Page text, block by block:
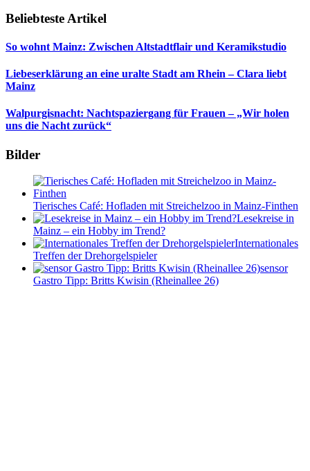
Beliebteste Artikel
So wohnt Mainz: Zwischen Altstadtflair und Keramikstudio
Liebeserklärung an eine uralte Stadt am Rhein – Clara liebt
Mainz
Walpurgisnacht: Nachtspaziergang für Frauen – „Wir holen
uns die Nacht zurück“
Bilder
Tierisches Café: Hofladen mit Streichelzoo in Mainz-Finthen
Lesekreise in
Mainz – ein Hobby im Trend?
Internationales
Treffen der Drehorgelspieler
sensor
Gastro Tipp: Britts Kwisin (Rheinallee 26)